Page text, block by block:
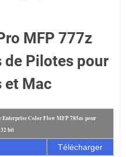
MFP 777z
de Pilotes pour
et Mac
Enterprise Color Flow MFP 785zs pour
bit
Télécharger